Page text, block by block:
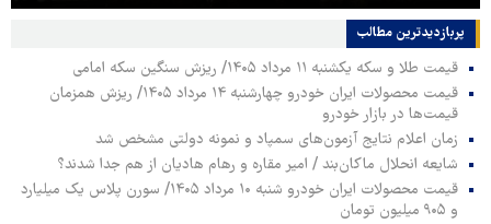
پربازدیدترین‌ مطالب
قیمت طلا و سکه یکشنبه ۱۱ مرداد ۱۴۰۵/ ریزش سنگین سکه امامی
قیمت محصولات ایران خودرو چهارشنبه ۱۴ مرداد ۱۴۰۵/ ریزش همزمان
قیمت‌ها در بازار خودرو
زمان اعلام نتایج آزمون‌های سمپاد و نمونه دولتی مشخص شد
شایعه انحلال ماکان‌بند / امیر مقاره و رهام هادیان از هم جدا شدند؟
قیمت محصولات ایران خودرو شنبه ۱۰ مرداد ۱۴۰۵/ سورن پلاس یک میلیارد
و ۹۰۵ میلیون تومان